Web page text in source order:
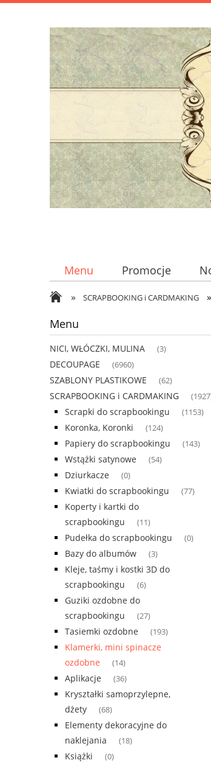
Menu Promocje
» SCRAPBOOKING i CARDMAKING »
Menu
NICI, WŁÓCZKI, MULINA (3)
DECOUPAGE (6960)
SZABLONY PLASTIKOWE (62)
SCRAPBOOKING i CARDMAKING
Scrapki do scrapbookingu (1153)
Koronka, Koronki (124)
Papiery do scrapbookingu (143)
Wstążki satynowe (54)
Dziurkacze (0)
Kwiatki do scrapbookingu (77)
Koperty i kartki do
scrapbookingu
(11)
Pudełka do scrapbookingu (0)
Bazy do albumów (3)
Kleje, taśmy i kostki 3D do
scrapbookingu
(6)
Guziki ozdobne do
scrapbookingu
(27)
Tasiemki ozdobne (193)
Klamerki, mini spinacze
ozdobne
(14)
Aplikacje (36)
Kryształki samoprzylepne,
dżety
(68)
Elementy dekoracyjne do
naklejania
(18)
Książki (0)